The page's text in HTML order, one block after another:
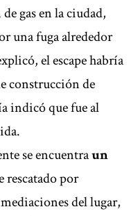
gas en la ciudad,
una fuga alrededor
el escape habría
construcción de
indicó que fue al
se encuentraun
rescatado por
del lugar,